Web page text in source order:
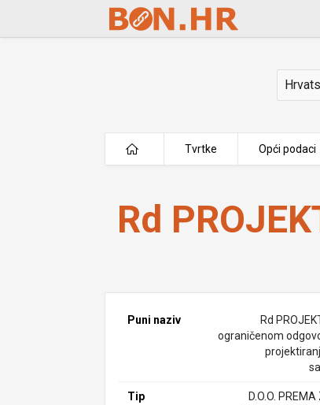
Skip to Main Content
Država
Tvrtke Opći podaci
Rd PROJEKT d.o.o.
Rd
Puni naziv
Rd
ograničenom
Tip
D.O.O.